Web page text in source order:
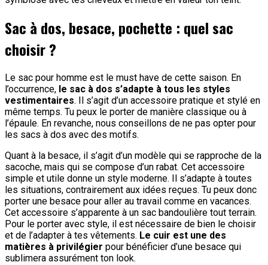
Sac à dos, besace, pochette : quel sac
choisir ?
Le sac pour homme est le must have de cette saison. En
l’occurrence, le sac à dos s’adapte à tous les styles
vestimentaires. Il s’agit d’un accessoire pratique et stylé en
même temps. Tu peux le porter de manière classique ou à
l’épaule. En revanche, nous conseillons de ne pas opter pour
les sacs à dos avec des motifs.
Quant à la besace, il s’agit d’un modèle qui se rapproche de la
sacoche, mais qui se compose d’un rabat. Cet accessoire
simple et utile donne un style moderne. Il s’adapte à toutes
les situations, contrairement aux idées reçues. Tu peux donc
porter une besace pour aller au travail comme en vacances.
Cet accessoire s’apparente à un sac bandoulière tout terrain.
Pour le porter avec style, il est nécessaire de bien le choisir
et de l’adapter à tes vêtements. Le cuir est une des
matières à privilégier pour bénéficier d’une besace qui
sublimera assurément ton look.